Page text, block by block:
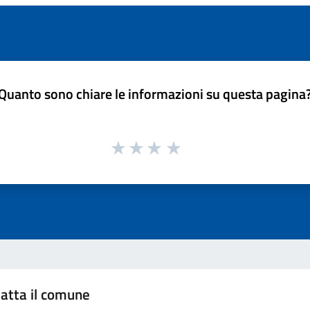
sono chiare le informazioni su questa
il comune